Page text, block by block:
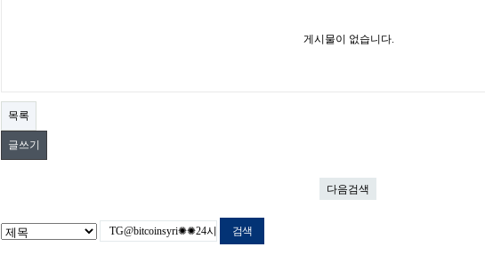
게시물이 없습니다.
목록
글쓰기
다음검색